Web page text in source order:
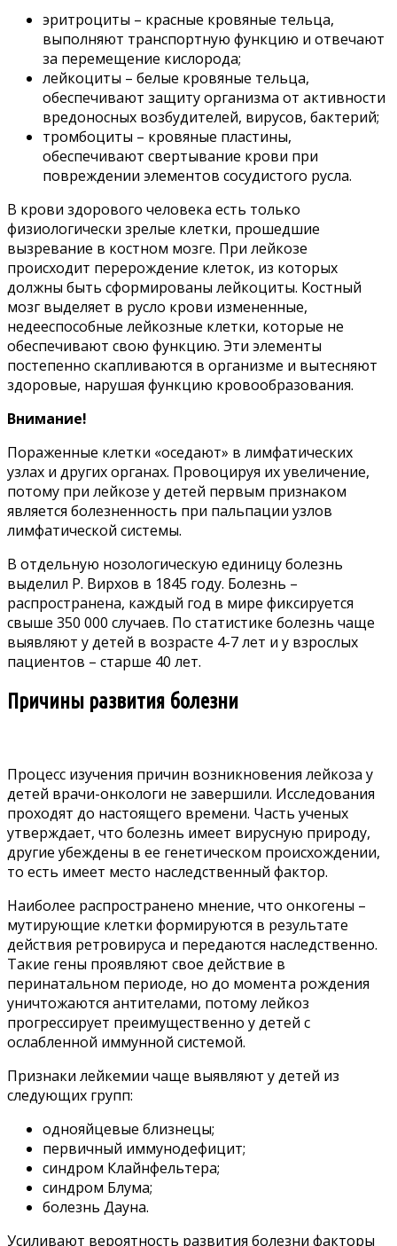
эритроциты – красные кровяные тельца,
выполняют транспортную функцию и отвечают
за перемещение кислорода;
лейкоциты – белые кровяные тельца,
обеспечивают защиту организма от активности
вредоносных возбудителей, вирусов, бактерий;
тромбоциты – кровяные пластины,
обеспечивают свертывание крови при
повреждении элементов сосудистого русла.
В крови здорового человека есть только
физиологически зрелые клетки, прошедшие
вызревание в костном мозге. При лейкозе
происходит перерождение клеток, из которых
должны быть сформированы лейкоциты. Костный
мозг выделяет в русло крови измененные,
недееспособные лейкозные клетки, которые не
обеспечивают свою функцию. Эти элементы
постепенно скапливаются в организме и вытесняют
здоровые, нарушая функцию кровообразования.
Внимание!
Пораженные клетки «оседают» в лимфатических
узлах и других органах. Провоцируя их увеличение,
потому при лейкозе у детей первым признаком
является болезненность при пальпации узлов
лимфатической системы.
В отдельную нозологическую единицу болезнь
выделил Р. Вирхов в 1845 году. Болезнь –
распространена, каждый год в мире фиксируется
свыше 350 000 случаев. По статистике болезнь чаще
выявляют у детей в возрасте 4-7 лет и у взрослых
пациентов – старше 40 лет.
Причины развития болезни
Процесс изучения причин возникновения лейкоза у
детей врачи-онкологи не завершили. Исследования
проходят до настоящего времени. Часть ученых
утверждает, что болезнь имеет вирусную природу,
другие убеждены в ее генетическом происхождении,
то есть имеет место наследственный фактор.
Наиболее распространено мнение, что онкогены –
мутирующие клетки формируются в результате
действия ретровируса и передаются наследственно.
Такие гены проявляют свое действие в
перинатальном периоде, но до момента рождения
уничтожаются антителами, потому лейкоз
прогрессирует преимущественно у детей с
ослабленной иммунной системой.
Признаки лейкемии чаще выявляют у детей из
следующих групп:
однояйцевые близнецы;
первичный иммунодефицит;
синдром Клайнфельтера;
синдром Блума;
болезнь Дауна.
Усиливают вероятность развития болезни факторы